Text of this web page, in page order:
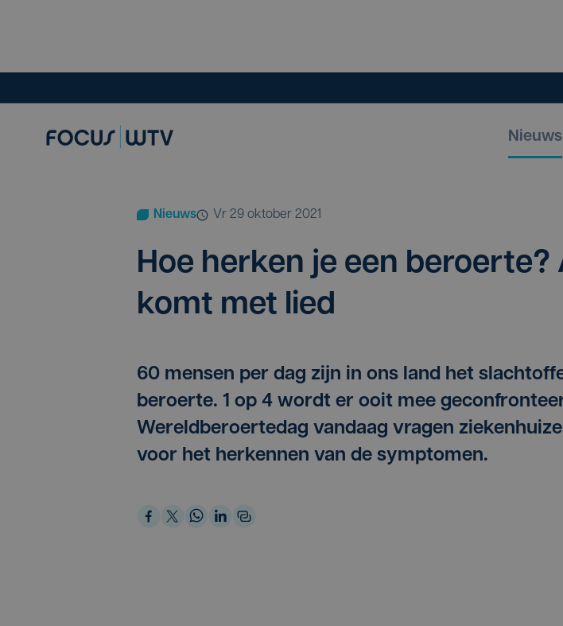
Nieuws
Nieuws vr 29 oktober 2021
Hoe her­ken je een beroer­te?
komt met lied
60 mensen per dag zijn in ons land het
beroerte. 1 op 4 wordt er ooit mee
Wereldberoertedag vandaag vragen
voor het herkennen van de symptomen.